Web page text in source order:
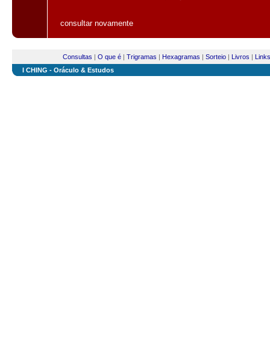
consultar novamente
Consultas | O que é| Trigramas | Hexagramas | Sorteio| Livros |
I CHING - Oráculo & Estudos